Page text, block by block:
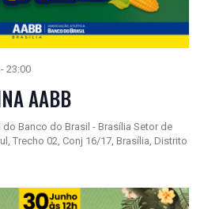
23:00
AABB
Banco do Brasil - Brasília Setor de
Trecho 02, Conj 16/17, Brasília, Distrito